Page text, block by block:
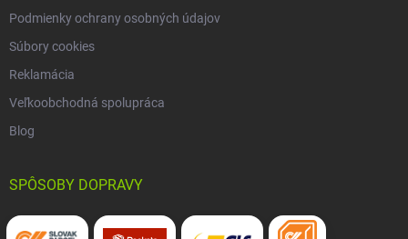
Podmienky ochrany osobných údajov
Súbory cookies
Reklamácia
Veľkoobchodná spolupráca
Blog
SPÔSOBY DOPRAVY